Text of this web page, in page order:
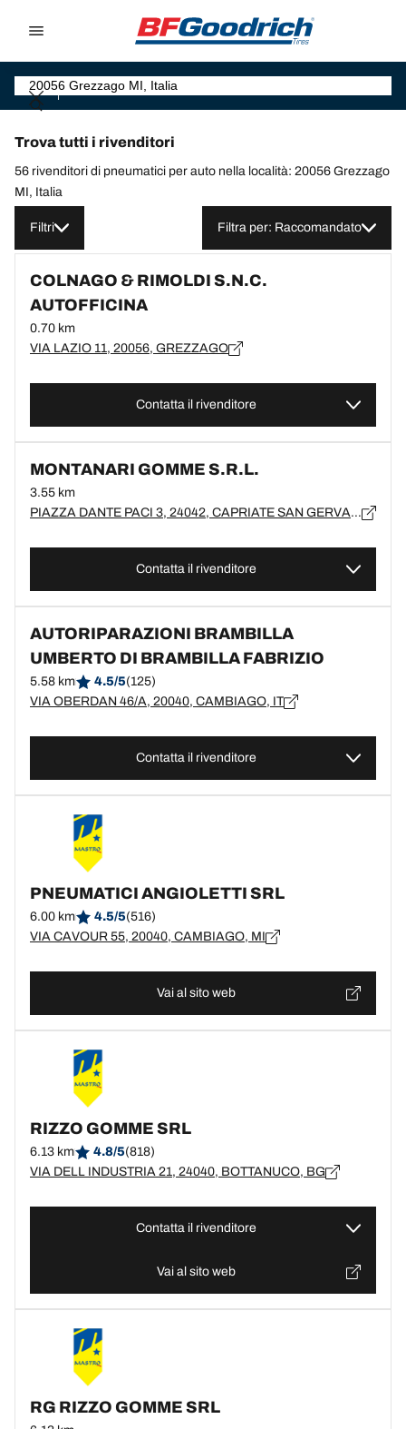
Trova tutti i rivenditori
56 rivenditori di pneumatici per auto nella località: 20056 Grezzago
MI, Italia
Filtri Filtra per: Raccomandato
COLNAGO & RIMOLDI S.N.C.
AUTOFFICINA
0.70 km
VIA LAZIO 11, 20056, GREZZAGO
Contatta il rivenditore
MONTANARI GOMME S.R.L.
3.55 km
PIAZZA DANTE PACI 3, 24042, CAPRIATE SAN GERVASIO, BG
Contatta il rivenditore
AUTORIPARAZIONI BRAMBILLA
UMBERTO DI BRAMBILLA FABRIZIO
5.58 km 4.5/5(125)
VIA OBERDAN 46/A, 20040, CAMBIAGO, IT
Contatta il rivenditore
PNEUMATICI ANGIOLETTI SRL
6.00 km 4.5/5(516)
VIA CAVOUR 55, 20040, CAMBIAGO, MI
Vai al sito web
RIZZO GOMME SRL
6.13 km 4.8/5(818)
VIA DELL INDUSTRIA 21, 24040, BOTTANUCO, BG
Contatta il rivenditore
Vai al sito web
RG RIZZO GOMME SRL